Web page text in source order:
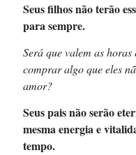
Seus filhos não terão
para sempre.
Será que valem as
comprar algo que eles
amor?
Seus pais não serão
mesma energia e
tempo.